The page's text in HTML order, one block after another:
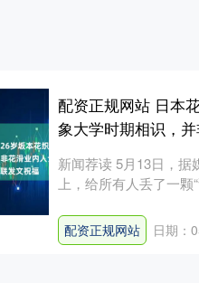
配资正规网站 日本
象大学时期相识，
新闻荐读 5月13日，
上，给所有人丢了一
配资正规网站 日期：